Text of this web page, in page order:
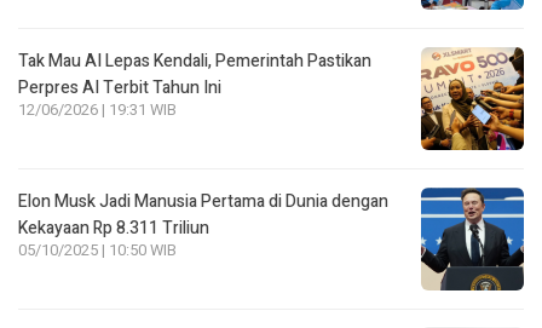
Tak Mau AI Lepas Kendali, Pemerintah Pastikan
Perpres AI Terbit Tahun Ini
12/06/2026 | 19:31 WIB
Elon Musk Jadi Manusia Pertama di Dunia dengan
Kekayaan Rp 8.311 Triliun
05/10/2025 | 10:50 WIB